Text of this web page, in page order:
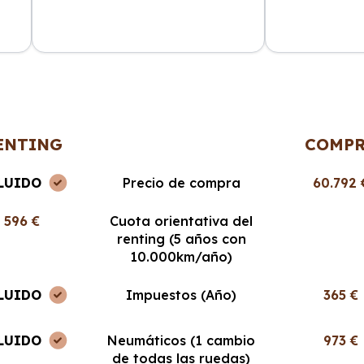
Precio de compra 60.792
596 €
Cuota orientativa del
renting (5 años con
10.000km/año)
Impuestos (Año) 365 €
Neumáticos (1 cambio
de todas las ruedas)
973 €